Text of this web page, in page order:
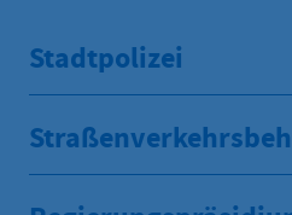
Stadtpolizei